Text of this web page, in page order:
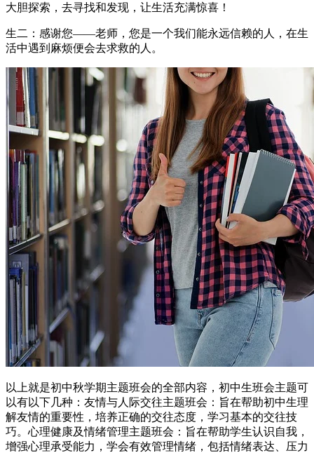
大胆探索，去寻找和发现，让生活充满惊喜！
生二：感谢您——老师，您是一个我们能永远信赖的人，在生
活中遇到麻烦便会去求救的人。
以上就是初中秋学期主题班会的全部内容，初中生班会主题可
以有以下几种：友情与人际交往主题班会：旨在帮助初中生理
解友情的重要性，培养正确的交往态度，学习基本的交往技
巧。心理健康及情绪管理主题班会：旨在帮助学生认识自我，
增强心理承受能力，学会有效管理情绪，包括情绪表达、压力